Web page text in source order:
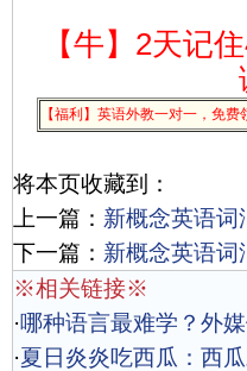
【牛】2天记
【福利】英语外教一对一，免
将本页收藏到：
上一篇： 新概念英语词
下一篇： 新概念英语词
※相关链接※
·哪种语言最难学？外
·夏日炎炎吃西瓜：西